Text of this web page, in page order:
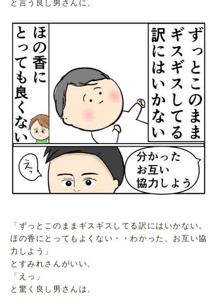
と言う良し男さんに、
「ずっとこのままギスギスしてる訳にはいかない。
ほの香にとってもよくない・・わかった、お互い協
力しよう」
とすみれさんがいい、
「えっ」
と驚く良し男さんは、